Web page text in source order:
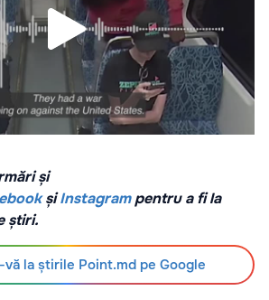
și
șiInstagrampentru a fi la
știri.
la știrile Point.md pe Google